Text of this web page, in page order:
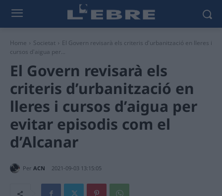
Home Societat
El Govern revisarà els criteris d'urbanització en lleres i
cursos d'aigua per...
El Govern revisarà els
criteris d’urbanització en
lleres i cursos d’aigua per
evitar episodis com el
d’Alcanar
Per ACN 2021-09-03 13:15:05